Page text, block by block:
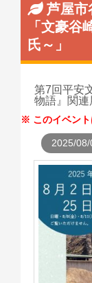
芦屋市
「文豪
氏～」
第7回平安
物語』関連
このイベント
2025/